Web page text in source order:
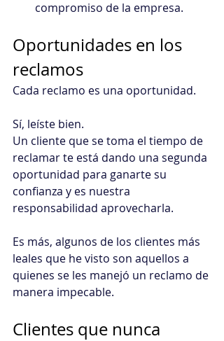
compromiso de la empresa.
Oportunidades en los
reclamos
Cada reclamo es una oportunidad.
Sí, leíste bien.
Un cliente que se toma el tiempo de
reclamar te está dando una segunda
oportunidad para ganarte su
confianza y es nuestra
responsabilidad aprovecharla.
Es más, algunos de los clientes más
leales que he visto son aquellos a
quienes se les manejó un reclamo de
manera impecable.
Clientes que nunca